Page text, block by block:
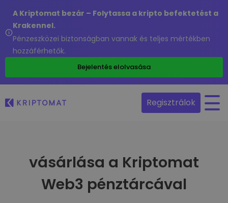
A Kriptomat bezár – Folytassa a kripto befektetést a
Krakennel.
Pénzeszközei biztonságban vannak és teljes mértékben
hozzáférhetők.
Bejelentés elolvasása
Regisztrálok
vásárlása a Kriptomat
Web3 pénztárcával